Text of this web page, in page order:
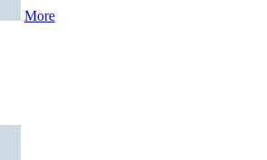
More